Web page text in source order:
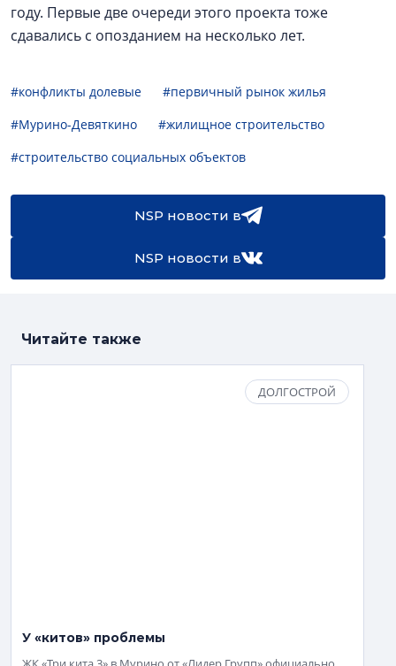
году. Первые две очереди этого проекта тоже
сдавались с опозданием на несколько лет.
#конфликты долевые
#первичный рынок жилья
#Мурино-Девяткино
#жилищное строительство
#строительство социальных объектов
NSP новости в
NSP новости в
Читайте также
ДОЛГОСТРОЙ
У «китов» проблемы